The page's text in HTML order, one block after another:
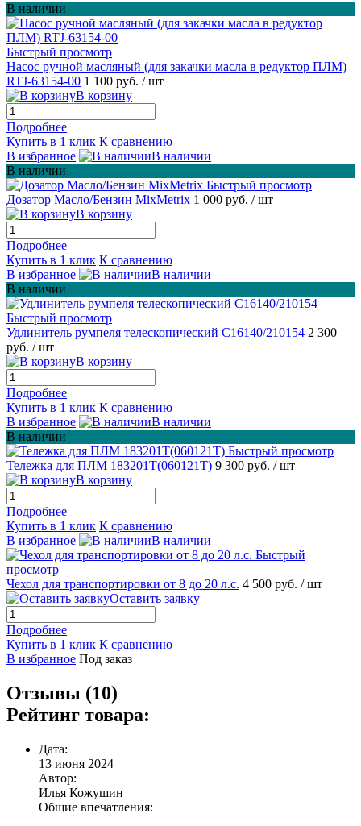
В наличии
Быстрый просмотр
Насос ручной масляный (для закачки масла в редуктор ПЛМ)
RTJ-63154-00 1 100 руб. / шт
В корзину
Подробнее
Купить в 1 клик К сравнению
В избранное
В наличии
В наличии
Быстрый просмотр
Дозатор Масло/Бензин MixMetrix 1 000 руб. / шт
В корзину
Подробнее
Купить в 1 клик К сравнению
В избранное
В наличии
В наличии
Быстрый просмотр
Удлинитель румпеля телескопический С16140/210154 2 300
руб. / шт
В корзину
Подробнее
Купить в 1 клик К сравнению
В избранное
В наличии
В наличии
Быстрый просмотр
Тележка для ПЛМ 183201T(060121T) 9 300 руб. / шт
В корзину
Подробнее
Купить в 1 клик К сравнению
В избранное
В наличии
Быстрый
просмотр
Чехол для транспортировки от 8 до 20 л.с. 4 500 руб. / шт
Оставить заявку
Подробнее
Купить в 1 клик К сравнению
В избранное Под заказ
Отзывы (10)
Рейтинг товара:
Дата:
13 июня 2024
Автор:
Илья Кожушин
Общие впечатления: